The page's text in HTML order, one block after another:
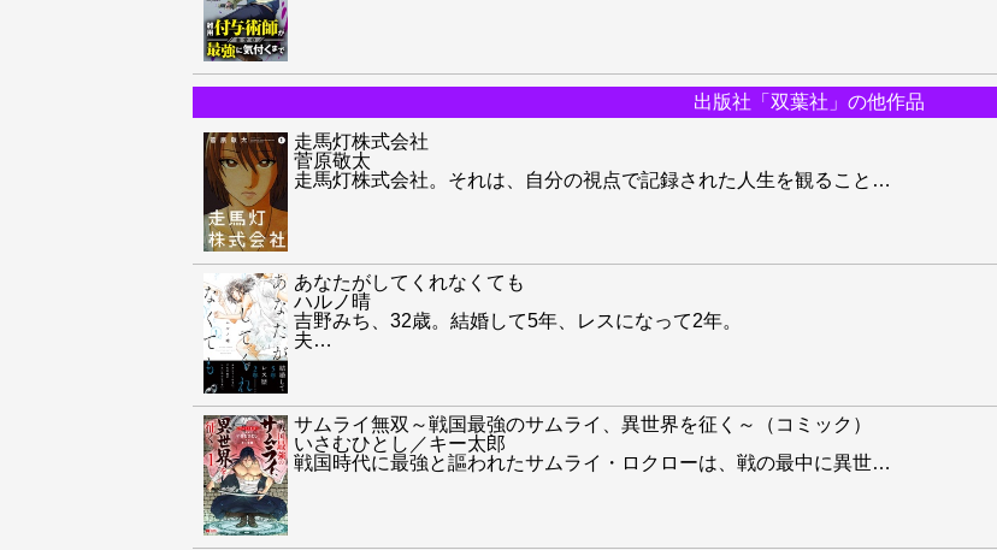
出版社「双葉社」の他作品
走馬灯株式会社
菅原敬太
走馬灯株式会社。それは、自分の視点で記録された人生を観ること …
あなたがしてくれなくても
ハルノ晴
吉野みち、32歳。結婚して5年、レスになって2年。
夫…
サムライ無双～戦国最強のサムライ、異世界を征く～（コミック）
いさむひとし／キー太郎
戦国時代に最強と謳われたサムライ・ロクローは、戦の最中に異世…